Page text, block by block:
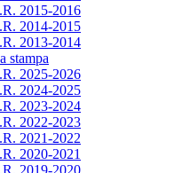
2015-2016
2014-2015
2013-2014
stampa
2025-2026
2024-2025
2023-2024
2022-2023
2021-2022
2020-2021